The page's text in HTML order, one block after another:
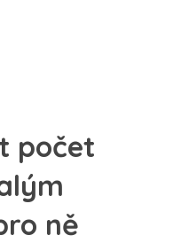
počet
ně